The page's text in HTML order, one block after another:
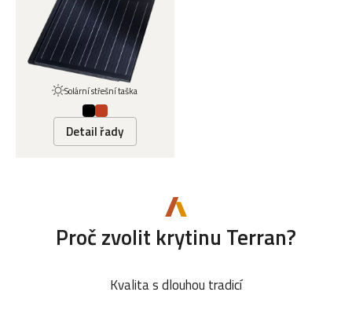
Solární střešní taška
Detail řady
Proč zvolit krytinu Terran?
Kvalita s dlouhou tradicí